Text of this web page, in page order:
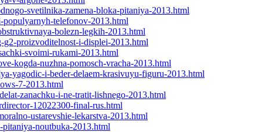
svetilnika-zamena-bloka-pitaniya-2013.html
telefonov-2013.html
bolezn-legkih-2013.html
proizvoditelnost-i-displei-2013.html
svoimi-rukami-2013.html
kogda-nuzhna-pomosch-vracha-2013.html
yagodic-i-beder-delaem-krasivuyu-figuru-2013.html
7-2013.html
zanachku-i-ne-tratit-lishnego-2013.html
12022300-final-rus.html
ustarevshie-lekarstva-2013.html
noutbuka-2013.html